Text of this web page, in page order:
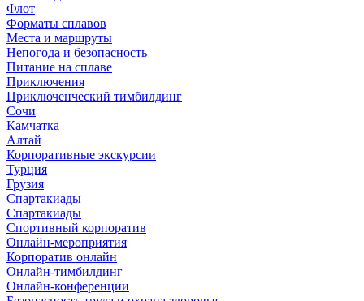
Флот
Форматы сплавов
Места и маршруты
Непогода и безопасность
Питание на сплаве
Приключения
Приключенческий тимбилдинг
Сочи
Камчатка
Алтай
Корпоративные экскурсии
Турция
Грузия
Спартакиады
Спартакиады
Спортивный корпоратив
Онлайн-мероприятия
Корпоратив онлайн
Онлайн-тимбилдинг
Онлайн-конференции